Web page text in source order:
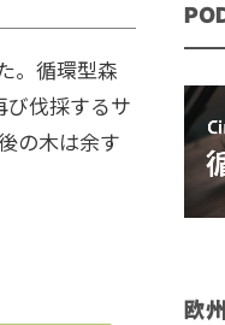
。循環型森
び伐採するサ
の木は余す
欧